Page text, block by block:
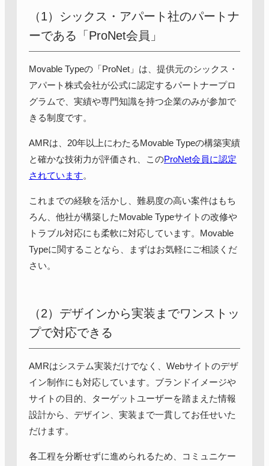
（1）シックス・アパート社のパートナ
ーである「ProNet会員」
Movable Typeの「ProNet」は、提供元のシックス・
アパート株式会社が公式に認定するパートナープロ
グラムで、実績や専門知識を持つ企業のみが参加で
きる制度です。
AMRは、20年以上にわたるMovable Typeの構築実績
と確かな技術力が評価され、このProNet会員に認定
されています。
これまでの経験を活かし、難易度の高い案件はもち
ろん、他社が構築したMovable Typeサイトの改修や
トラブル対応にも柔軟に対応しています。Movable
Typeに関することなら、まずはお気軽にご相談くだ
さい。
（2）デザインから実装までワンストッ
プで対応できる
AMRはシステム実装だけでなく、Webサイトのデザ
イン制作にも対応しています。ブランドイメージや
サイトの目的、ターゲットユーザーを踏まえた情報
設計から、デザイン、実装まで一貫してお任せいた
だけます。
各工程を分断せずに進められるため、コミュニケー